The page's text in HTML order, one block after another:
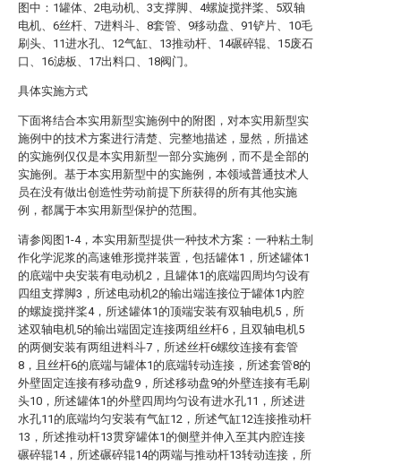
图中：1罐体、2电动机、3支撑脚、4螺旋搅拌桨、5双轴
电机、6丝杆、7进料斗、8套管、9移动盘、91铲片、10毛
刷头、11进水孔、12气缸、13推动杆、14碾碎辊、15废石
口、16滤板、17出料口、18阀门。
具体实施方式
下面将结合本实用新型实施例中的附图，对本实用新型实
施例中的技术方案进行清楚、完整地描述，显然，所描述
的实施例仅仅是本实用新型一部分实施例，而不是全部的
实施例。基于本实用新型中的实施例，本领域普通技术人
员在没有做出创造性劳动前提下所获得的所有其他实施
例，都属于本实用新型保护的范围。
请参阅图1-4，本实用新型提供一种技术方案：一种粘土制
作化学泥浆的高速锥形搅拌装置，包括罐体1，所述罐体1
的底端中央安装有电动机2，且罐体1的底端四周均匀设有
四组支撑脚3，所述电动机2的输出端连接位于罐体1内腔
的螺旋搅拌桨4，所述罐体1的顶端安装有双轴电机5，所
述双轴电机5的输出端固定连接两组丝杆6，且双轴电机5
的两侧安装有两组进料斗7，所述丝杆6螺纹连接有套管
8，且丝杆6的底端与罐体1的底端转动连接，所述套管8的
外壁固定连接有移动盘9，所述移动盘9的外壁连接有毛刷
头10，所述罐体1的外壁四周均匀设有进水孔11，所述进
水孔11的底端均匀安装有气缸12，所述气缸12连接推动杆
13，所述推动杆13贯穿罐体1的侧壁并伸入至其内腔连接
碾碎辊14，所述碾碎辊14的两端与推动杆13转动连接，所